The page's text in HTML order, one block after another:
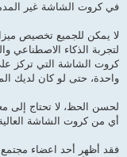
في كروت الشاشة غير
لتجربة الذكاء
كروت الشاشة التي تركز
واحدة، حتى لو كان لديك
أي من كروت الشاشة العالية